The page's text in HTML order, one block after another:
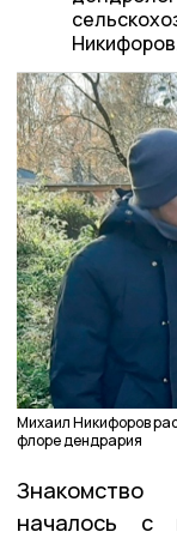
Михаил Никифоров
флоре дендрария
началось с